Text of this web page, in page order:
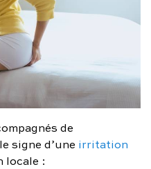
de
signe d’une irritation
locale :